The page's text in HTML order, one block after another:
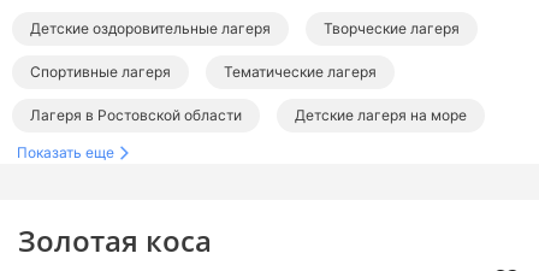
Золотая коса
Детские оздоровительные лагеря Творческие лагеря
Спортивные лагеря Тематические лагеря
Лагеря в Ростовской области Детские лагеря на море
Лагеря на Азовском море
Творческие лагеря на море
Показать еще